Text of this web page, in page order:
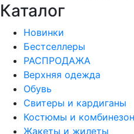
Каталог
Новинки
Бестселлеры
РАСПРОДАЖА
Верхняя одежда
Обувь
Свитеры и кардиганы
Костюмы и
Жакеты и жилеты